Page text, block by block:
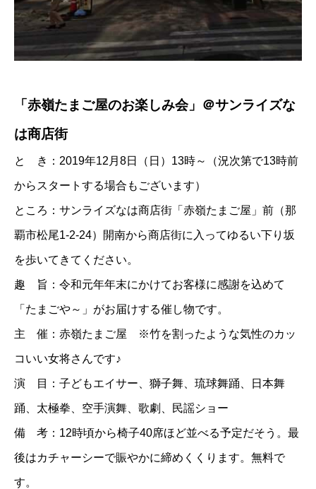
「赤嶺たまご屋のお楽しみ会」＠サンライズな
は商店街
と き：2019年12月8日（日）13時～（況次第で13時前
からスタートする場合もございます）
ところ：サンライズなは商店街「赤嶺たまご屋」前（那
覇市松尾1-2-24）開南から商店街に入ってゆるい下り坂
を歩いてきてください。
趣 旨：令和元年年末にかけてお客様に感謝を込めて
「たまごや～」がお届けする催し物です。
主 催：赤嶺たまご屋 ※竹を割ったような気性のカッ
コいい女将さんです♪
演 目：子どもエイサー、獅子舞、琉球舞踊、日本舞
踊、太極拳、空手演舞、歌劇、民謡ショー
備 考：12時頃から椅子40席ほど並べる予定だそう。最
後はカチャーシーで賑やかに締めくくります。無料で
す。